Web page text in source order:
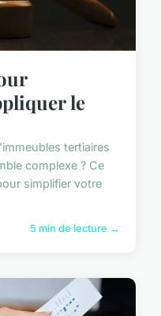
le
tertiaires
complexe ? Ce
simplifier votre
5 min de lecture →